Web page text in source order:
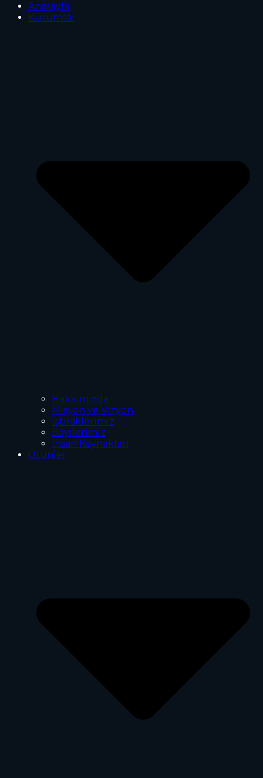
Anasayfa
Kurumsal
Hakkımızda
Misyon ve Vizyon
İştiraklerimiz
Bayilerimiz
İnsan Kaynakları
Ürünler